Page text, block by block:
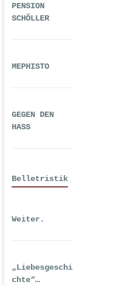
PENSION
SCHÖLLER
MEPHISTO
GEGEN DEN
HASS
Belletristik
Weiter.
„Liebesgeschi
chte“